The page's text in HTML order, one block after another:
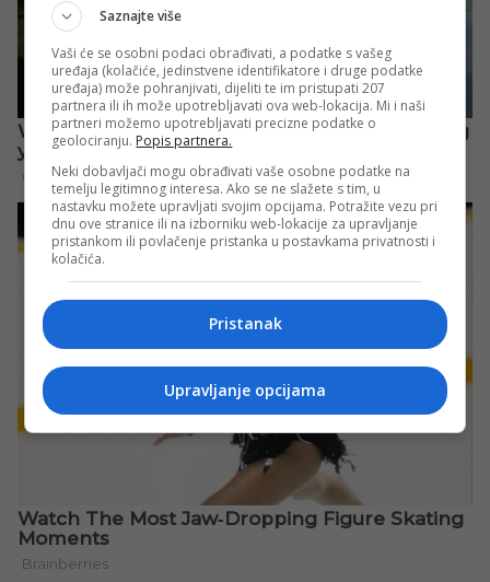
Saznajte više
Vaši će se osobni podaci obrađivati, a podatke s vašeg
uređaja (kolačiće, jedinstvene identifikatore i druge podatke
uređaja) može pohranjivati, dijeliti te im pristupati 207
partnera ili ih može upotrebljavati ova web-lokacija. Mi i naši
partneri možemo upotrebljavati precizne podatke o
geolociranju. Popis partnera.
Neki dobavljači mogu obrađivati vaše osobne podatke na
temelju legitimnog interesa. Ako se ne slažete s tim, u
nastavku možete upravljati svojim opcijama. Potražite vezu pri
dnu ove stranice ili na izborniku web-lokacije za upravljanje
pristankom ili povlačenje pristanka u postavkama privatnosti i
kolačića.
Pristanak
Upravljanje opcijama